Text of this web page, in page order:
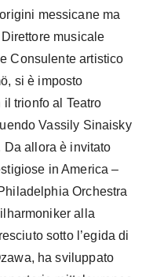
messicane ma
musicale
Consulente artistico
si è imposto
trionfo al Teatro
Vassily Sinaisky
allora è invitato
in America –
Orchestra
alla
sotto l’egida di
ha sviluppato